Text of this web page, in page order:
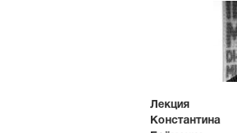
Лекция
Константина